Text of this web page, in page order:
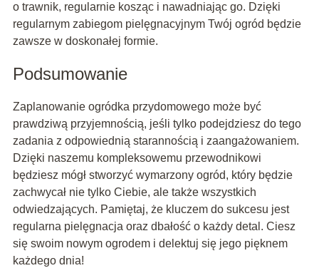
o trawnik, regularnie kosząc i nawadniając go. Dzięki
regularnym zabiegom pielęgnacyjnym Twój ogród będzie
zawsze w doskonałej formie.
Podsumowanie
Zaplanowanie ogródka przydomowego może być
prawdziwą przyjemnością, jeśli tylko podejdziesz do tego
zadania z odpowiednią starannością i zaangażowaniem.
Dzięki naszemu kompleksowemu przewodnikowi
będziesz mógł stworzyć wymarzony ogród, który będzie
zachwycał nie tylko Ciebie, ale także wszystkich
odwiedzających. Pamiętaj, że kluczem do sukcesu jest
regularna pielęgnacja oraz dbałość o każdy detal. Ciesz
się swoim nowym ogrodem i delektuj się jego pięknem
każdego dnia!